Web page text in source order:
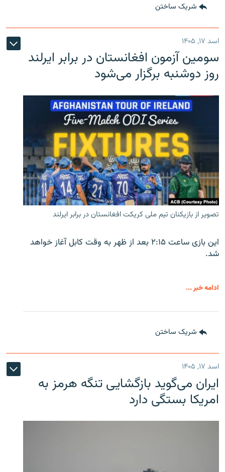
شریک ساختن
اسد ۱۷, ۱۴۰۵
سومین آزمون افغانستان در برابر ایرلند
روز دوشنبه برگزار می‌شود
تصویر از بازیکنان تیم ملی کریکت افغانستان در برابر ایرلند
این بازی ساعت ۲:۱۵ بعد از ظهر به وقت کابل آغاز خواهد
شد.
ادامه خبر ...
شریک ساختن
اسد ۱۷, ۱۴۰۵
ایران می‌گوید بازگشایی تنگه هرمز به
امریکا بستگی دارد